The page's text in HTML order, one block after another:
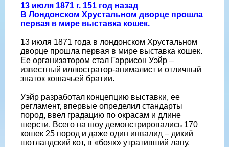
13 июля 1871 г. 151 год назад
В Лондонском Хрустальном дворце прошла
первая в мире выставка кошек.
13 июля 1871 года в лондонском Хрустальном
дворце прошла первая в мире выставка кошек.
Ее организатором стал Гаррисон Уэйр –
известный иллюстратор-анималист и отличный
знаток кошачьей братии.
Уэйр разработал концепцию выставки, ее
регламент, впервые определил стандарты
пород, ввел градацию по окрасам и длине
шерсти. Всего на шоу демонстрировались 170
кошек 25 пород и даже один инвалид – дикий
шотландский кот, в «боях» утративший лапу.